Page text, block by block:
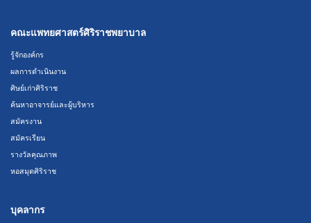
คณะแพทยศาสตร์ศิริราชพยาบาล
รู้จักองค์กร
ผลการดำเนินงาน
ศิษย์เก่าศิริราช
ค้นหาอาจารย์และผู้บริหาร
สมัครงาน
สมัครเรียน
รางวัลคุณภาพ
หอสมุดศิริราช
บุคลากร